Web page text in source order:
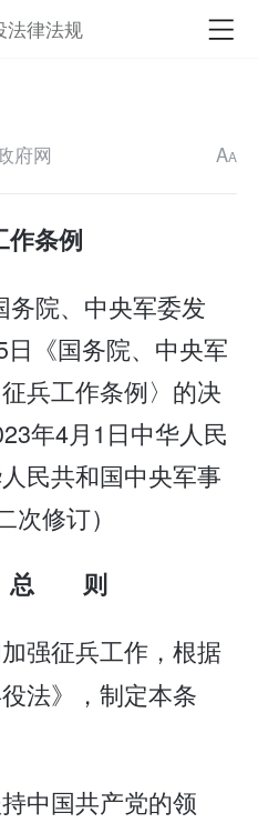
法律法规
府网 AA
作条例
务院、中央军委发
《国务院、中央军
兵工作条例〉的决
年4月1日中华人民
民共和国中央军事
修订）
总 则
强征兵工作，根据
法》，制定本条
中国共产党的领